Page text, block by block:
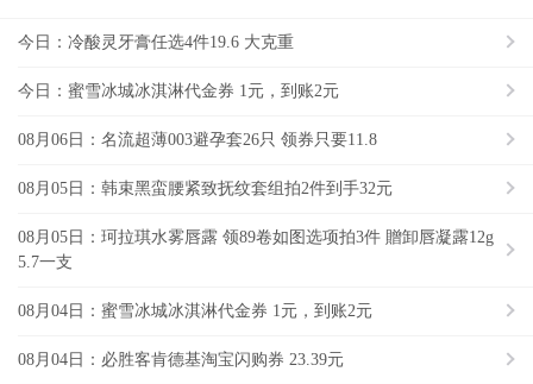
今日：冷酸灵牙膏任选4件19.6 大克重
今日：蜜雪冰城冰淇淋代金券 1元，到账2元
08月06日：名流超薄003避孕套26只 领券只要11.8
08月05日：韩束黑蛮腰紧致抚纹套组拍2件到手32元
08月05日：珂拉琪水雾唇露 领89卷如图选项拍3件 贈卸唇凝露12g
5.7一支
08月04日：蜜雪冰城冰淇淋代金券 1元，到账2元
08月04日：必胜客肯德基淘宝闪购券 23.39元